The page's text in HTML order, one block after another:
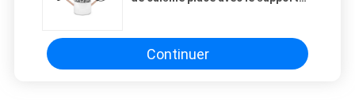
Continuer